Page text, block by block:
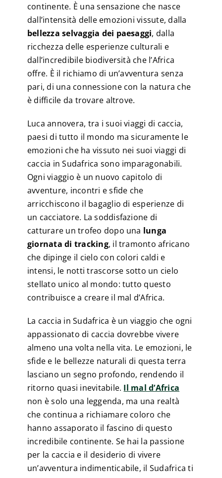
continente. È una sensazione che nasce
dall’intensità delle emozioni vissute, dalla
bellezza selvaggia dei paesaggi, dalla
ricchezza delle esperienze culturali e
dall’incredibile biodiversità che l’Africa
offre. È il richiamo di un’avventura senza
pari, di una connessione con la natura che
è difficile da trovare altrove.
Luca annovera, tra i suoi viaggi di caccia,
paesi di tutto il mondo ma sicuramente le
emozioni che ha vissuto nei suoi viaggi di
caccia in Sudafrica sono imparagonabili.
Ogni viaggio è un nuovo capitolo di
avventure, incontri e sfide che
arricchiscono il bagaglio di esperienze di
un cacciatore. La soddisfazione di
catturare un trofeo dopo una lunga
giornata di tracking, il tramonto africano
che dipinge il cielo con colori caldi e
intensi, le notti trascorse sotto un cielo
stellato unico al mondo: tutto questo
contribuisce a creare il mal d’Africa.
La caccia in Sudafrica è un viaggio che ogni
appassionato di caccia dovrebbe vivere
almeno una volta nella vita. Le emozioni, le
sfide e le bellezze naturali di questa terra
lasciano un segno profondo, rendendo il
ritorno quasi inevitabile. Il mal d’Africa
non è solo una leggenda, ma una realtà
che continua a richiamare coloro che
hanno assaporato il fascino di questo
incredibile continente. Se hai la passione
per la caccia e il desiderio di vivere
un’avventura indimenticabile, il Sudafrica ti